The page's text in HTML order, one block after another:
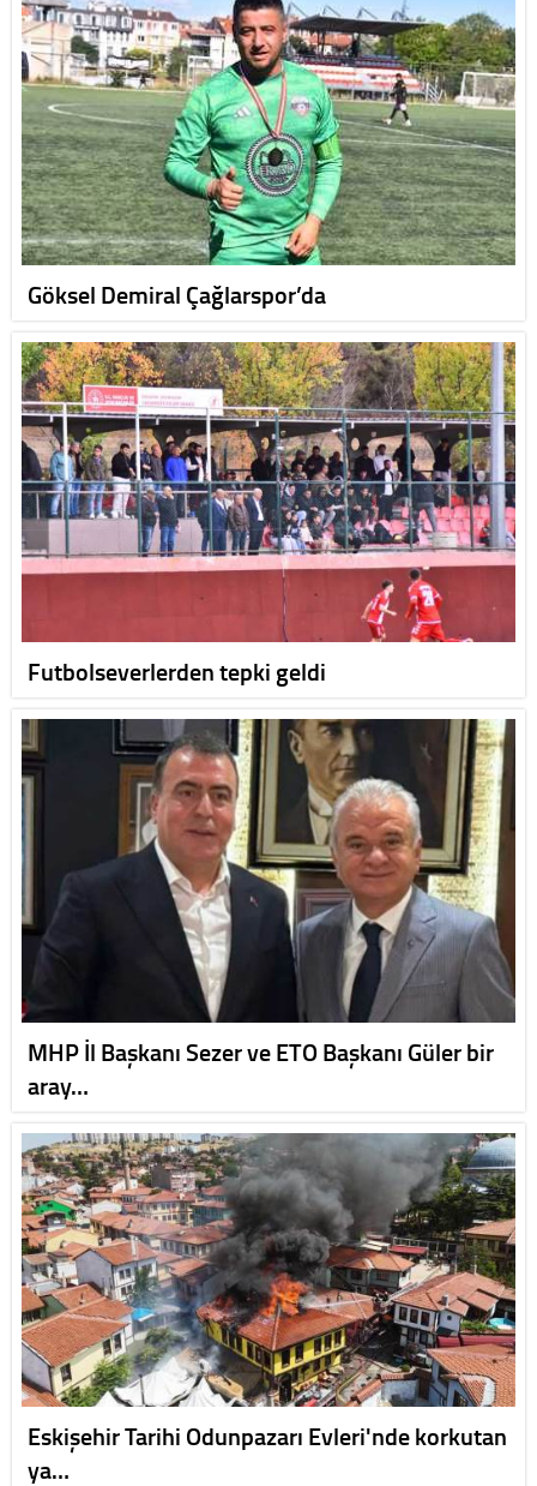
Göksel Demiral Çağlarspor’da
Futbolseverlerden tepki geldi
MHP İl Başkanı Sezer ve ETO Başkanı Güler bir
aray…
Eskişehir Tarihi Odunpazarı Evleri'nde korkutan
ya…